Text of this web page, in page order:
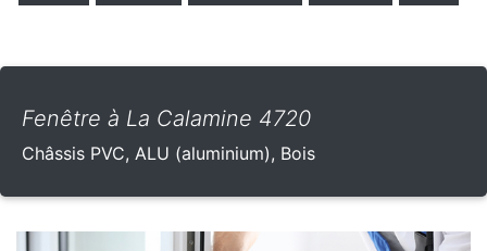
Fenêtre à La Calamine 4720
Châssis PVC, ALU (aluminium), Bois